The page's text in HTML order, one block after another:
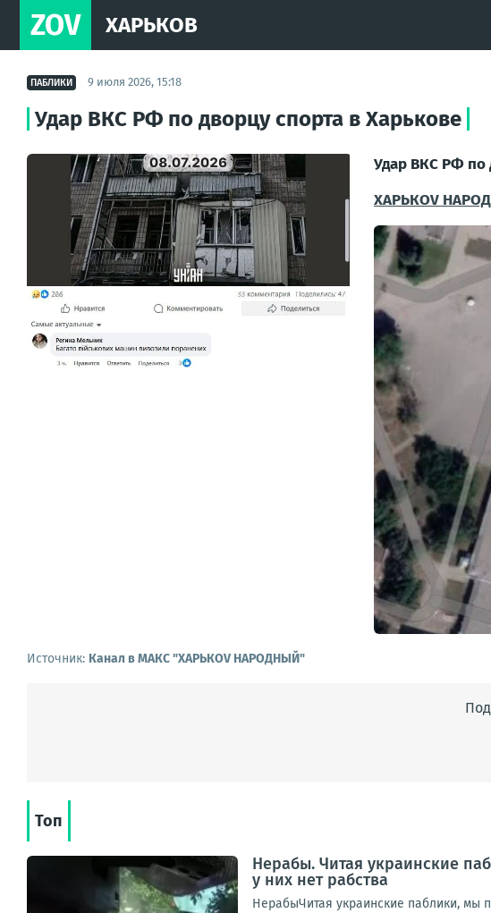
ZOV ХАРЬКОВ
ПАБЛИКИ 9 июля 2026, 15:18
Удар ВКС РФ по дворцу спорта в Харькове
Удар ВКС РФ по
ХАРЬКОV
Источник: Канал в МАКС "ХАРЬКОV НАРОДНЫЙ"
Топ
Нерабы. Читая украинские
у них нет рабства
НерабыЧитая украинские паблики, мы